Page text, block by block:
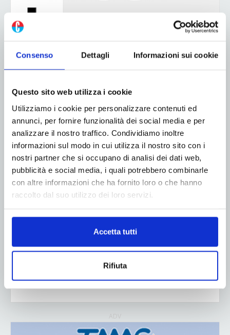
Consenso Dettagli Informazioni sui cookie
Questo sito web utilizza i cookie
Utilizziamo i cookie per personalizzare contenuti ed
annunci, per fornire funzionalità dei social media e per
analizzare il nostro traffico. Condividiamo inoltre
informazioni sul modo in cui utilizza il nostro sito con i
nostri partner che si occupano di analisi dei dati web,
pubblicità e social media, i quali potrebbero combinarle
con altre informazioni che ha fornito loro o che hanno
raccolto dal suo utilizzo dei loro servizi.
Accetta tutti
Rifiuta
ADV